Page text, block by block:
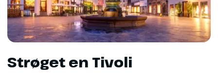
Strøget en Tivoli